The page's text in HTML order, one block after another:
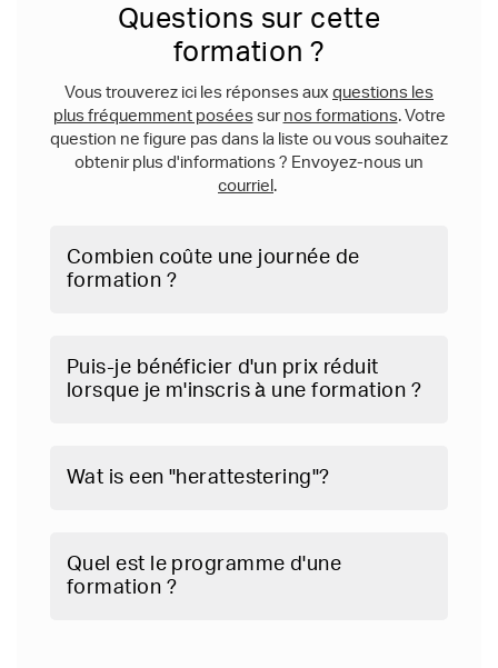
Questions sur cette
formation ?
Vous trouverez ici les réponses aux questions les
plus fréquemment poséessur nos formations. Votre
question ne figure pas dans la liste ou vous souhaitez
obtenir plus d'informations ? Envoyez-nous un
courriel .
Combien coûte une journée de
formation ?
Puis-je bénéficier d'un prix réduit
lorsque je m'inscris à une formation ?
Wat is een "herattestering"?
Quel est le programme d'une
formation ?